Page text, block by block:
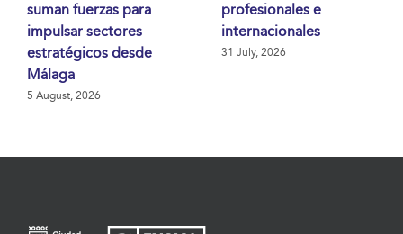
suman fuerzas para
impulsar sectores
estratégicos desde
Málaga
5 August, 2026
profesionales e
internacionales
31 July, 2026